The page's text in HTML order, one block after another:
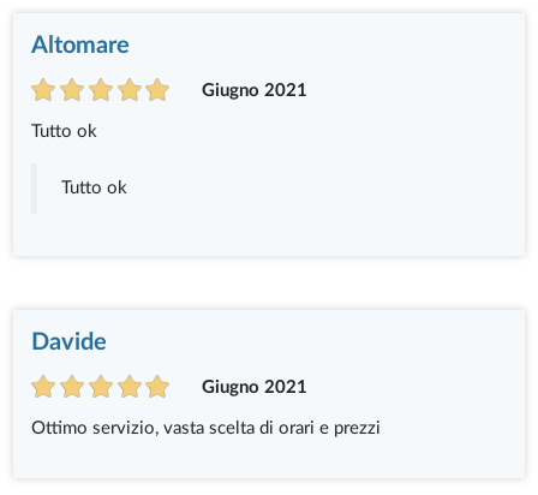
Altomare
Giugno 2021
Tutto ok
Tutto ok
Davide
Giugno 2021
Ottimo servizio, vasta scelta di orari e prezzi